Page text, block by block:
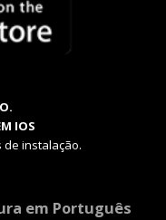
IOS
de instalação.
em Português